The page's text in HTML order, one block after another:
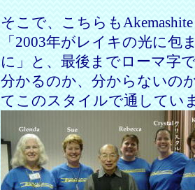
そこで、こちらも
「2003年がレイキの光に
に」と、最後までローマ字
分かるのか、分からないの
てこのスタイルで通してい